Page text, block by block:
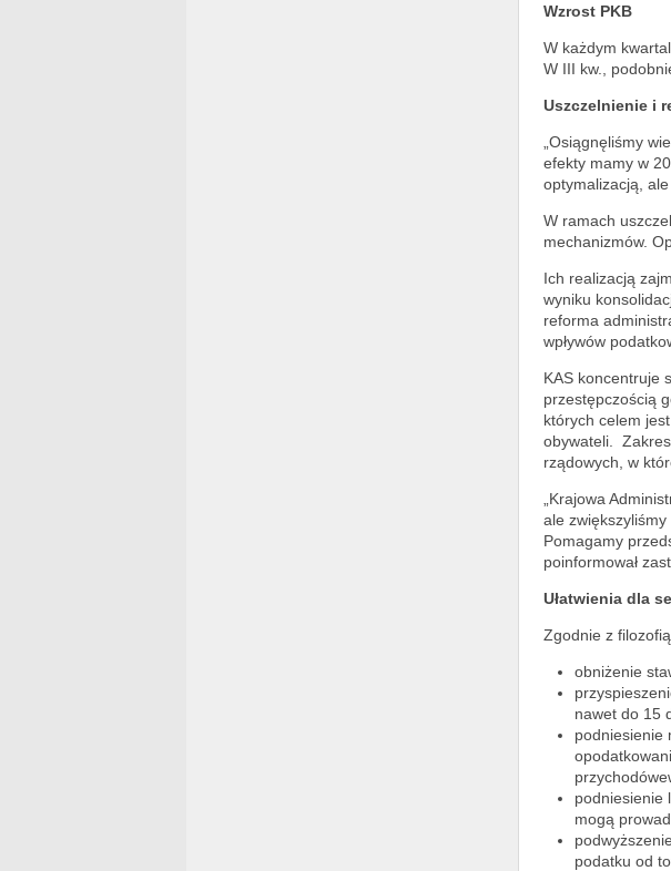
Wzrost PKB
W każdym
W III kw.,
Uszczelnienie i
„Osiągnęliśmy
efekty mamy w
optymalizacją,
W ramach
mechanizmów.
Ich realizacją
wyniku
reforma
wpływów
KAS koncentruje
przestępczością
których celem
obywateli.
rządowych, w
„Krajowa
ale
Pomagamy
poinformował
Ułatwienia dla
Zgodnie z
obniżenie
nawet do 15
podniesienie
podniesienie
mogą
podatku od